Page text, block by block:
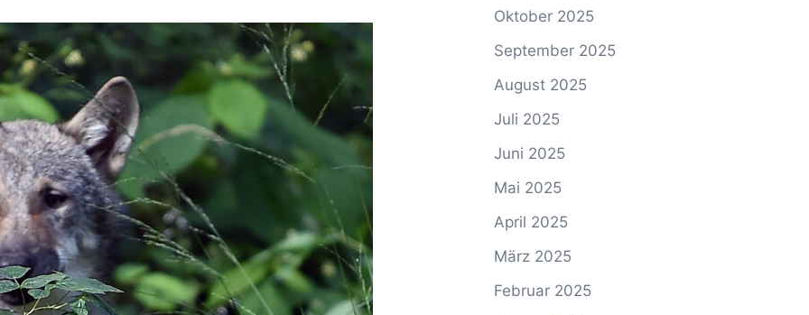
Oktober 2025
September 2025
August 2025
Juli 2025
Juni 2025
Mai 2025
April 2025
März 2025
Februar 2025